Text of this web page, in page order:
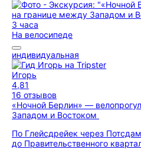
3 часа
На велосипеде
индивидуальная
Игорь
4,81
16 отзывов
«Ночной Берлин» —
Западом и Востоком
По Глейсдрейек через
до Правительственного